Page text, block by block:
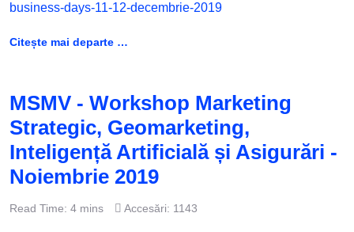
business-days-11-12-decembrie-2019
Citește mai departe …
MSMV - Workshop Marketing
Strategic, Geomarketing,
Inteligență Artificială și Asigurări -
Noiembrie 2019
Read Time: 4 mins Accesări: 1143